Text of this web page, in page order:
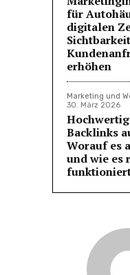
für
digitalen
erhöhen
Marketing und
30. März 2026
Backlinks
Worauf es
und wie es